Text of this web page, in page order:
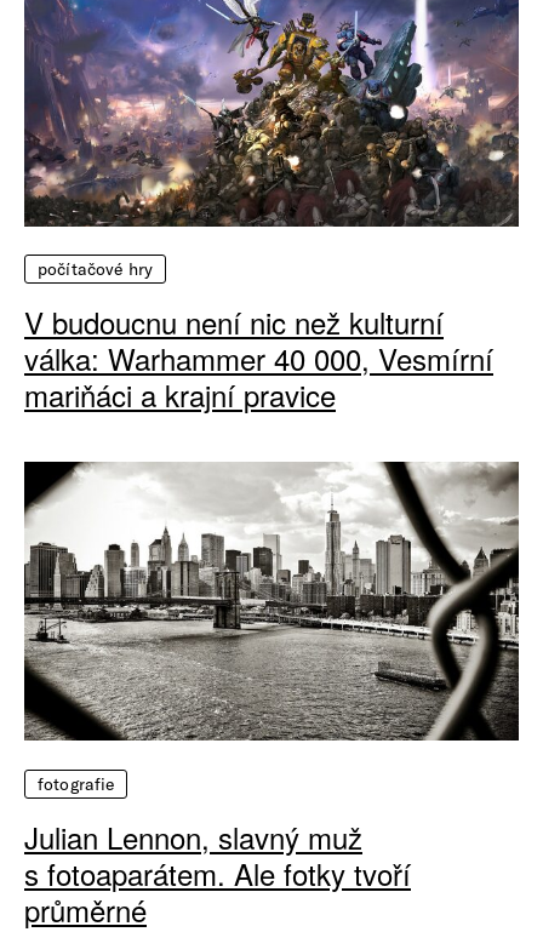
počítačové hry
V budoucnu není nic než kulturní
válka: Warhammer 40 000, Vesmírní
mariňáci a krajní pravice
fotografie
Julian Lennon, slavný muž
s fotoaparátem. Ale fotky tvoří
průměrné